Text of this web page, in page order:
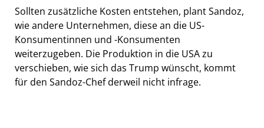
Sollten zusätzliche Kosten entstehen, plant Sandoz,
wie andere Unternehmen, diese an die US-
Konsumentinnen und -Konsumenten
weiterzugeben. Die Produktion in die USA zu
verschieben, wie sich das Trump wünscht, kommt
für den Sandoz-Chef derweil nicht infrage.